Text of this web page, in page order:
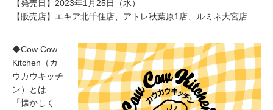
【発売日】2023年1月25日（水）
【販売店】エキア北千住店、アトレ秋葉原1店、ルミネ大宮店
◆Cow Cow
Kitchen（カ
ウカウキッチ
ン）とは
「懐かしく